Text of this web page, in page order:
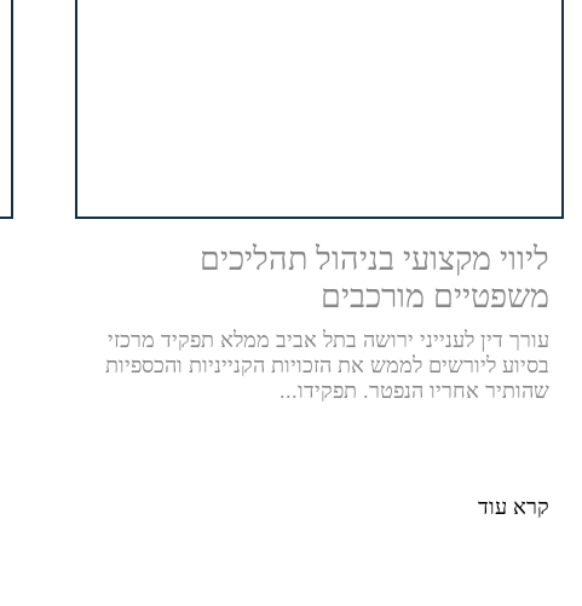
ליווי מקצועי בניהול תהליכים
משפטיים מורכבים
עורך דין לענייני ירושה בתל אביב ממלא תפקיד מרכזי
בסיוע ליורשים לממש את הזכויות הקנייניות והכספיות
שהותיר אחריו הנפטר. תפקידו...
קרא עוד